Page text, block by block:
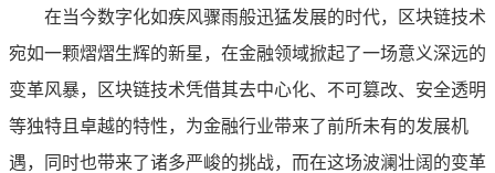
在当今数字化如疾风骤雨般迅猛发展的时代，区块链技术
宛如一颗熠熠生辉的新星，在金融领域掀起了一场意义深远的
变革风暴，区块链技术凭借其去中心化、不可篡改、安全透明
等独特且卓越的特性，为金融行业带来了前所未有的发展机
遇，同时也带来了诸多严峻的挑战，而在这场波澜壮阔的变革